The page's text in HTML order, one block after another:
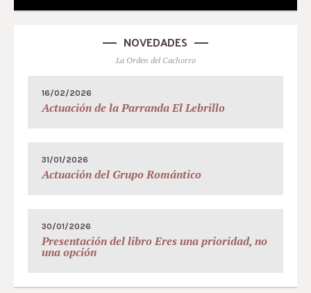
NOVEDADES
La Orden del Cachorro
16/02/2026
Actuación de la Parranda El Lebrillo
31/01/2026
Actuación del Grupo Romántico
30/01/2026
Presentación del libro Eres una prioridad, no
una opción